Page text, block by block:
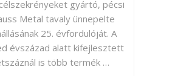
gyártó, pécsi
Metal tavaly ünnepelte
25. évfordulóját. A
évszázad alatt kifejlesztett
is több termék …